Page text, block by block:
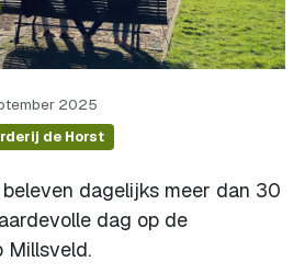
2025
de Horst
dagelijks meer dan 30
dag op de
Millsveld.